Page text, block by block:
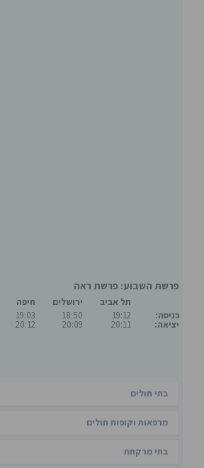
פרשת השבוע: פרשת ראה
כניסה:
יציאה:
תל אביב
19:12
20:11
ירושלים
18:50
20:09
חיפה
19:03
20:12
בתי חולים
מרפאות וקופות חולים
בתי מרקחת